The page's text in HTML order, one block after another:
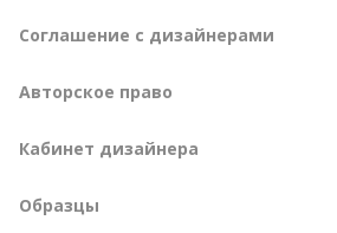
Соглашение с дизайнерами
Авторское право
Кабинет дизайнера
Образцы